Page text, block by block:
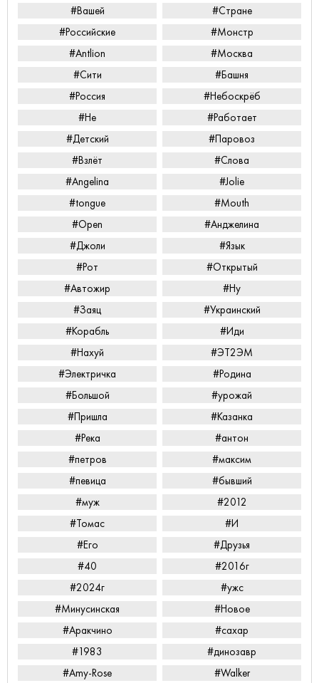
#Вашей
#Стране
#Российские
#Монстр
#Antlion
#Москва
#Сити
#Башня
#Россия
#Небоскрёб
#Не
#Работает
#Детский
#Паровоз
#Взлёт
#Слова
#Angelina
#Jolie
#tongue
#Mouth
#Open
#Анджелина
#Джоли
#Язык
#Рот
#Открытый
#Автожир
#Ну
#Заяц
#Украинский
#Корабль
#Иди
#Нахуй
#ЭТ2ЭМ
#Электричка
#Родина
#Большой
#урожай
#Пришла
#Казанка
#Река
#антон
#петров
#максим
#певица
#бывший
#муж
#2012
#Томас
#И
#Его
#Друзья
#40
#2016г
#2024г
#ужс
#Минусинская
#Новое
#Аракчино
#сахар
#1983
#динозавр
#Amy-Rose
#Walker